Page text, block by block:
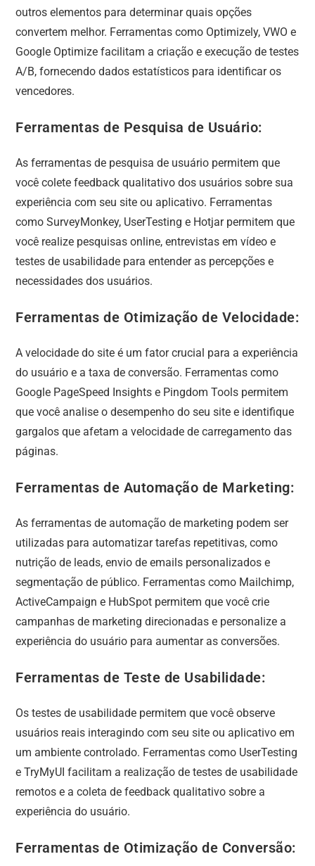
outros elementos para determinar quais opções
convertem melhor. Ferramentas como Optimizely, VWO e
Google Optimize facilitam a criação e execução de testes
A/B, fornecendo dados estatísticos para identificar os
vencedores.
Ferramentas de Pesquisa de Usuário:
As ferramentas de pesquisa de usuário permitem que
você colete feedback qualitativo dos usuários sobre sua
experiência com seu site ou aplicativo. Ferramentas
como SurveyMonkey, UserTesting e Hotjar permitem que
você realize pesquisas online, entrevistas em vídeo e
testes de usabilidade para entender as percepções e
necessidades dos usuários.
Ferramentas de Otimização de Velocidade:
A velocidade do site é um fator crucial para a experiência
do usuário e a taxa de conversão. Ferramentas como
Google PageSpeed Insights e Pingdom Tools permitem
que você analise o desempenho do seu site e identifique
gargalos que afetam a velocidade de carregamento das
páginas.
Ferramentas de Automação de Marketing:
As ferramentas de automação de marketing podem ser
utilizadas para automatizar tarefas repetitivas, como
nutrição de leads, envio de emails personalizados e
segmentação de público. Ferramentas como Mailchimp,
ActiveCampaign e HubSpot permitem que você crie
campanhas de marketing direcionadas e personalize a
experiência do usuário para aumentar as conversões.
Ferramentas de Teste de Usabilidade:
Os testes de usabilidade permitem que você observe
usuários reais interagindo com seu site ou aplicativo em
um ambiente controlado. Ferramentas como UserTesting
e TryMyUI facilitam a realização de testes de usabilidade
remotos e a coleta de feedback qualitativo sobre a
experiência do usuário.
Ferramentas de Otimização de Conversão: